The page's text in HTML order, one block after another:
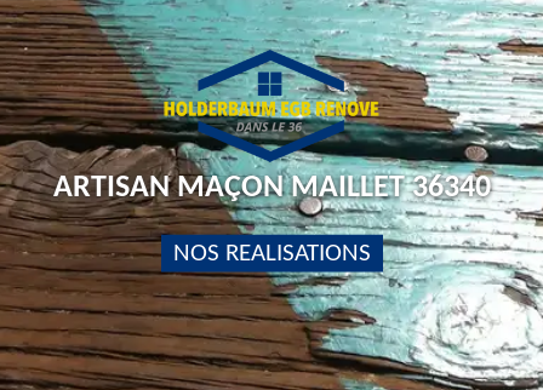
ARTISAN MAÇON MAILLET 36340
NOS REALISATIONS